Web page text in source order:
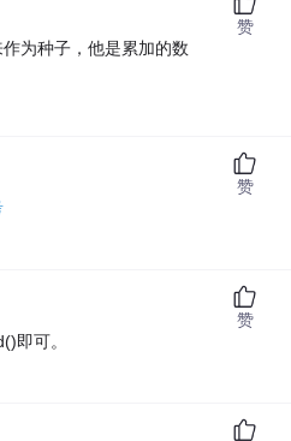
为种子，他是累加的数
赞
赞
即可。
赞